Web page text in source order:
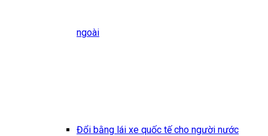
ngoài
Đổi bằng lái xe quốc tế cho người nước